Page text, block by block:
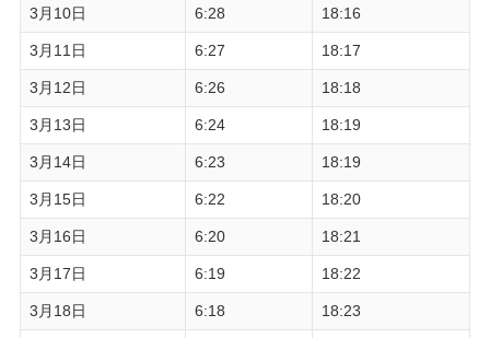
3月10日 6:28 18:16
3月11日 6:27 18:17
3月12日 6:26 18:18
3月13日 6:24 18:19
3月14日 6:23 18:19
3月15日 6:22 18:20
3月16日 6:20 18:21
3月17日 6:19 18:22
3月18日 6:18 18:23